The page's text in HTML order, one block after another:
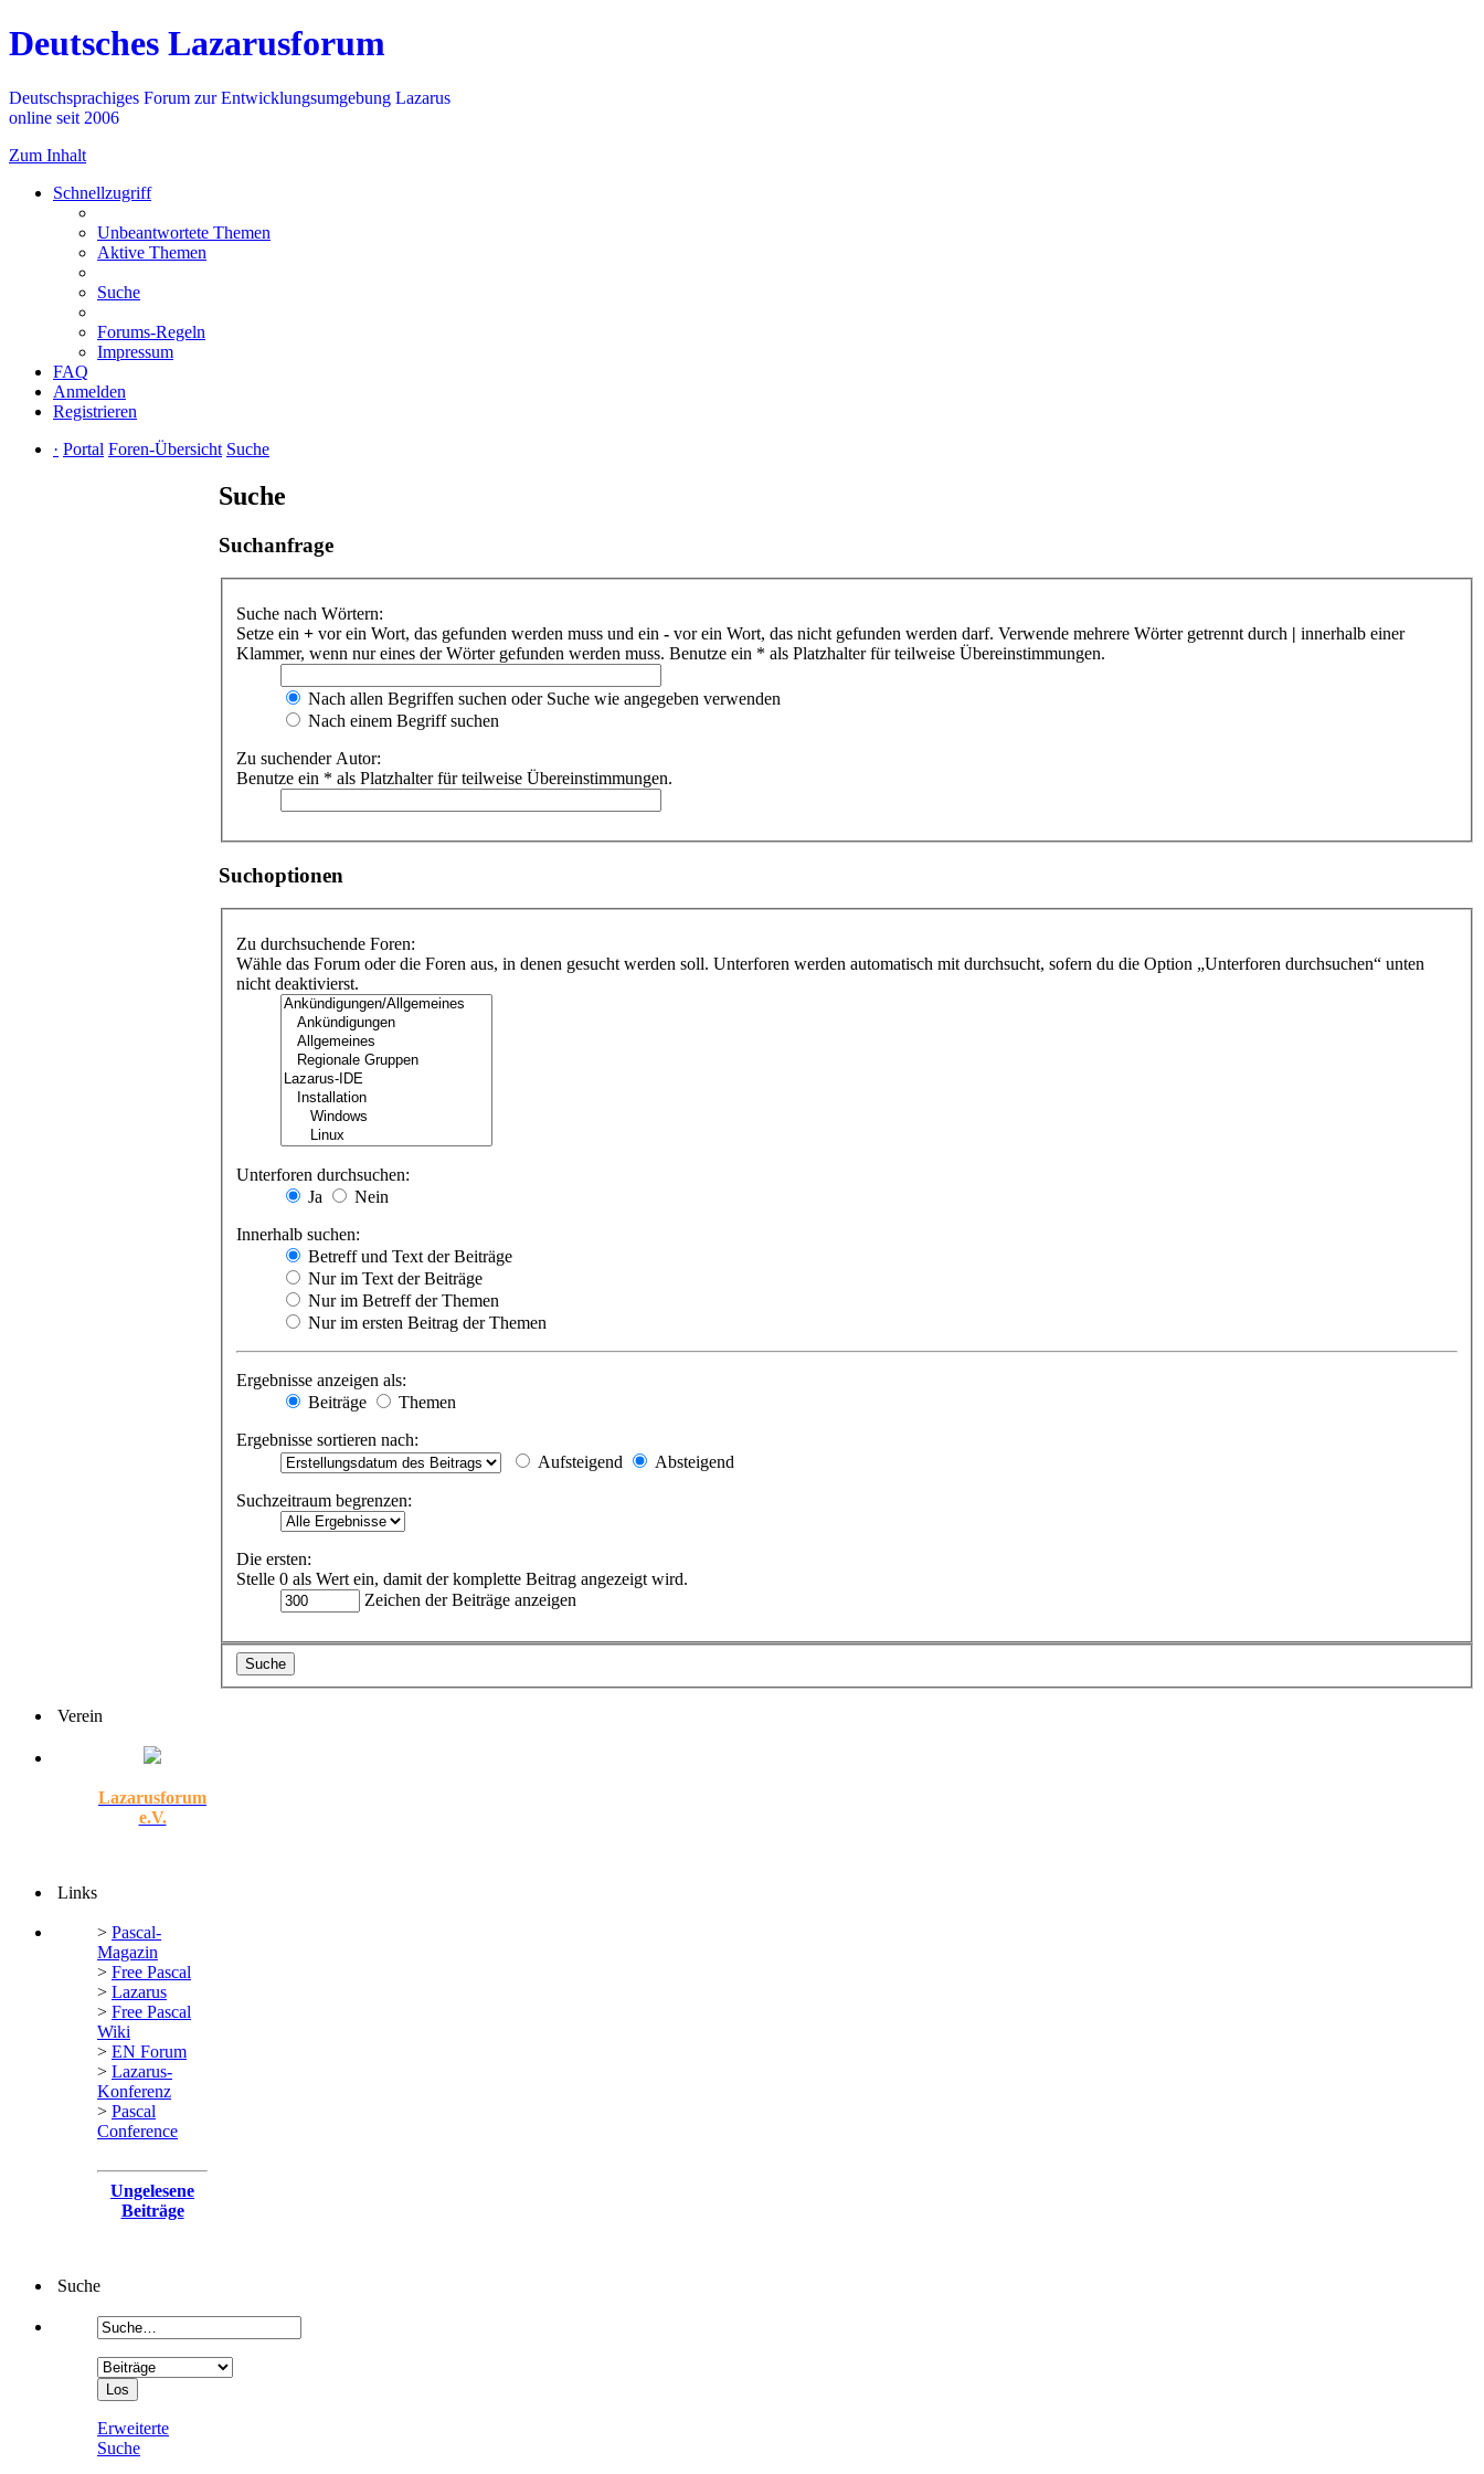
Deutsches Lazarusforum
Deutschsprachiges Forum zur Entwicklungsumgebung Lazarus
online seit 2006
Zum Inhalt
Schnellzugriff
Unbeantwortete Themen
Aktive Themen
Suche
Forums-Regeln
Impressum
FAQ
Anmelden
Registrieren
· Portal Foren-Übersicht Suche
Suche
Suchanfrage
Suche nach Wörtern:
Setze ein + vor ein Wort, das gefunden werden muss und ein - vor ein Wort, das nicht gefunden werden darf. Verwende mehrere Wörter getrennt durch | innerhalb einer
Klammer, wenn nur eines der Wörter gefunden werden muss. Benutze ein * als Platzhalter für teilweise Übereinstimmungen.
Nach allen Begriffen suchen oder Suche wie angegeben verwenden
Nach einem Begriff suchen
Zu suchender Autor:
Benutze ein * als Platzhalter für teilweise Übereinstimmungen.
Suchoptionen
Zu durchsuchende Foren:
Wähle das Forum oder die Foren aus, in denen gesucht werden soll. Unterforen werden automatisch mit durchsucht, sofern du die Option „Unterforen durchsuchen“ unten
nicht deaktivierst.
Unterforen durchsuchen:
Ja
Nein
Innerhalb suchen:
Betreff und Text der Beiträge
Nur im Text der Beiträge
Nur im Betreff der Themen
Nur im ersten Beitrag der Themen
Ergebnisse anzeigen als:
Beiträge
Themen
Ergebnisse sortieren nach:
Aufsteigend
Absteigend
Suchzeitraum begrenzen:
Die ersten:
Stelle 0 als Wert ein, damit der komplette Beitrag angezeigt wird.
Zeichen der Beiträge anzeigen
Verein
Lazarusforum
e.V.
Links
> Pascal-
Magazin
> Free Pascal
> Lazarus
> Free Pascal
Wiki
> EN Forum
> Lazarus-
Konferenz
> Pascal
Conference
Ungelesene
Beiträge
Suche
Erweiterte
Suche